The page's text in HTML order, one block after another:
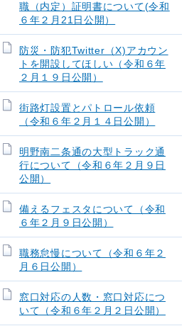
職（内定）証明書について(令和
６年２月21日公開）
防災・防犯Twitter（X)アカウン
トを開設してほしい（令和６年
２月１９日公開）
街路灯設置とパトロール依頼
（令和６年２月１４日公開）
明野南二条通の大型トラック通
行について（令和６年２月９日
公開）
備えるフェスタについて（令和
６年２月９日公開）
職務怠慢について（令和６年２
月６日公開）
窓口対応の人数・窓口対応につ
いて（令和６年２月２日公開）